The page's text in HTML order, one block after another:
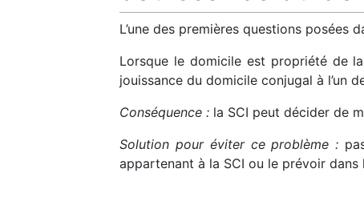
L’une des premières questions
Lorsque le domicile est propriété de
jouissance du domicile conjugal à l’un
Conséquence : la SCI peut décider de
Solution pour éviter ce problème :
appartenant à la SCI ou le prévoir dans